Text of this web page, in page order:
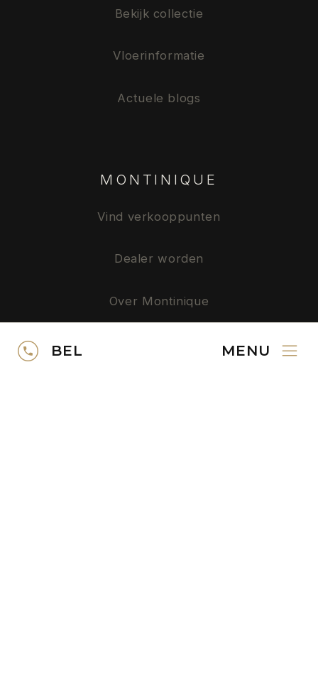
BEL MENU
Bekijk collectie
Vloerinformatie
Actuele blogs
MONTINIQUE
Vind verkooppunten
Dealer worden
Over Montinique